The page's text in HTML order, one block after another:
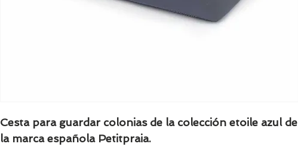
Cesta para guardar colonias de la colección etoile azul de
la marca española Petitpraia.